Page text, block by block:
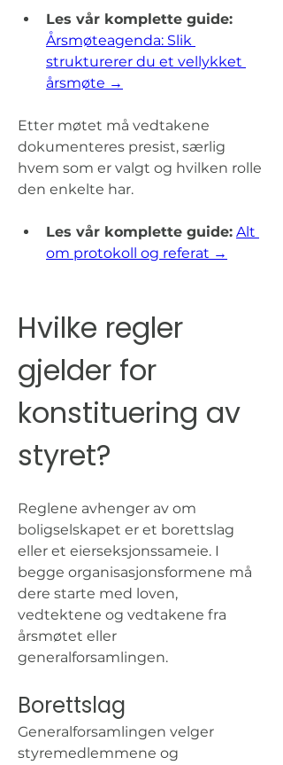
Les vår komplette guide:
Årsmøteagenda: Slik
strukturerer du et vellykket
årsmøte →
Etter møtet må vedtakene
dokumenteres presist, særlig
hvem som er valgt og hvilken rolle
den enkelte har.
Les vår komplette guide: Alt
om protokoll og referat →
Hvilke regler
gjelder for
konstituering av
styret?
Reglene avhenger av om
boligselskapet er et borettslag
eller et eierseksjonssameie. I
begge organisasjonsformene må
dere starte med loven,
vedtektene og vedtakene fra
årsmøtet eller
generalforsamlingen.
Borettslag
Generalforsamlingen velger
styremedlemmene og